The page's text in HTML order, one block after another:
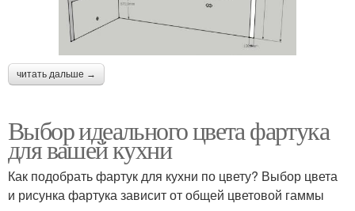
читать дальше →
Выбор идеального цвета фартука
для вашей кухни
Как подобрать фартук для кухни по цвету? Выбор цвета
и рисунка фартука зависит от общей цветовой гаммы